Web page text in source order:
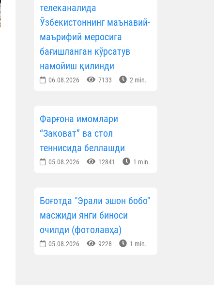
телеканалида
Ўзбекистоннинг маънавий-
маърифий меросига
бағишланган кўрсатув
намойиш қилинди
06.08.2026 7133 2 min.
Фарғона имомлари
“Заковат” ва стол
теннисида беллашди
05.08.2026 12841 1 min.
Боғотда "Эрали эшон бобо"
масжиди янги биноси
очилди (фотолавҳа)
05.08.2026 9228 1 min.